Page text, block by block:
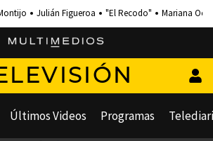
Julián Figueroa "El Recodo" Mariana
Últimos Videos Programas